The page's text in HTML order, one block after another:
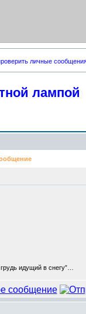
личные
лампой
идущий в снегу”…